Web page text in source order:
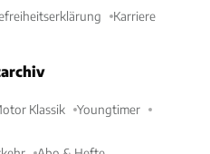
Karriere
Klassik Youngtimer